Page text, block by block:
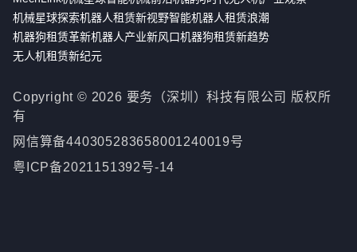
机械星球探索机器人租赁新视野智能机器人租赁浪潮
机器狗租赁革新机器人产业新风口机器狗租赁新趋势
无人机租赁新纪元
Copyright © 2026 要务（深圳）科技有限公司 版权所
有
网信算备440305283658001240019号
粤ICP备2021151392号-14